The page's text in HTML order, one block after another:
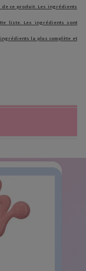
ce produit. Les ingrédients
liste. Les ingrédients sont
la plus complète et